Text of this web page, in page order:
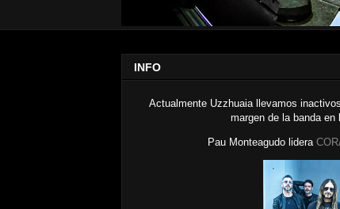
INFO
Actualmente Uzzhuaia llevamos
margen de la banda
Pau Monteagudo lidera